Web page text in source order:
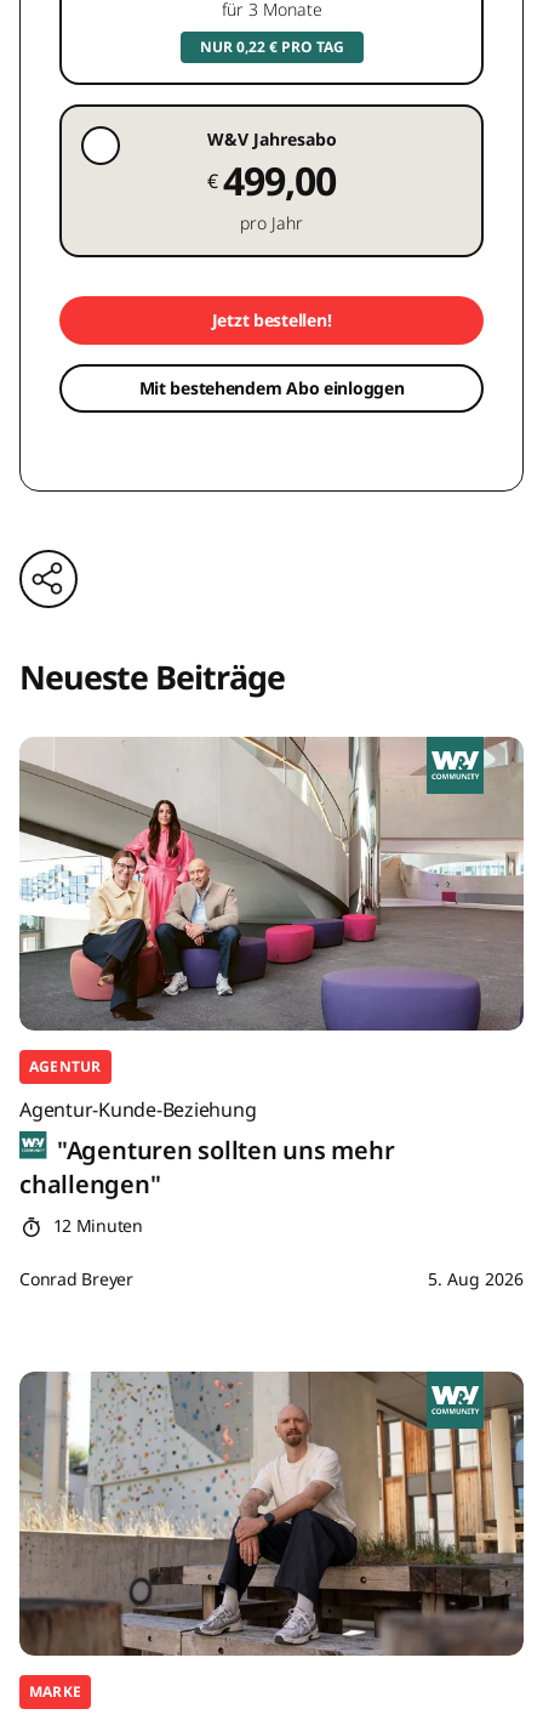
für 3 Monate
NUR 0,22 € PRO TAG
W&V Jahresabo
€499,00
pro Jahr
Jetzt bestellen!
Mit bestehendem Abo einloggen
Neueste Beiträge
AGENTUR
Agentur-Kunde-Beziehung
"Agenturen sollten uns mehr
challengen"
12 Minuten
Conrad Breyer 5. Aug 2026
MARKE